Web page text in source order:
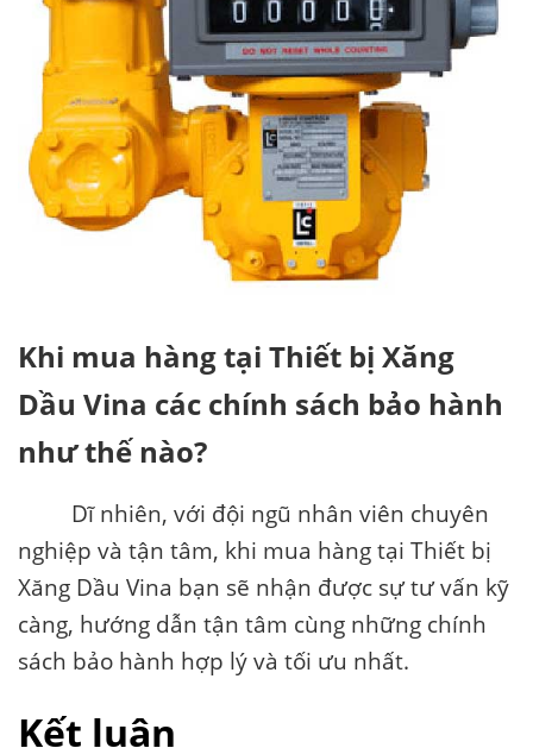
Khi mua hàng tại Thiết bị Xăng
Dầu Vina các chính sách bảo hành
như thế nào?
Dĩ nhiên, với đội ngũ nhân viên chuyên
nghiệp và tận tâm, khi mua hàng tại Thiết bị
Xăng Dầu Vina bạn sẽ nhận được sự tư vấn kỹ
càng, hướng dẫn tận tâm cùng những chính
sách bảo hành hợp lý và tối ưu nhất.
Kết luận